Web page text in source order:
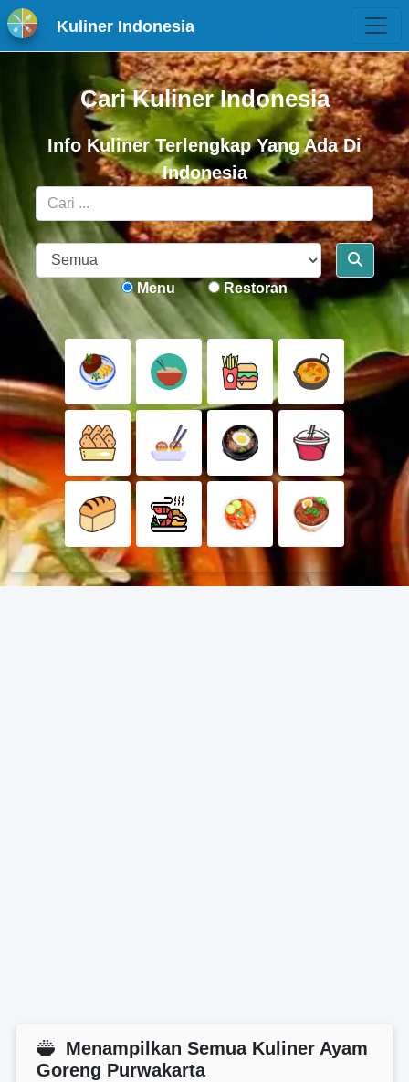
Kuliner Indonesia
Cari Kuliner Indonesia
Info Kuliner Terlengkap Yang Ada Di
Indonesia
Menu Restoran
Menampilkan Semua Kuliner Ayam
Goreng Purwakarta